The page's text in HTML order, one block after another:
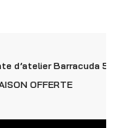
d’atelier Barracuda 5
OFFERTE